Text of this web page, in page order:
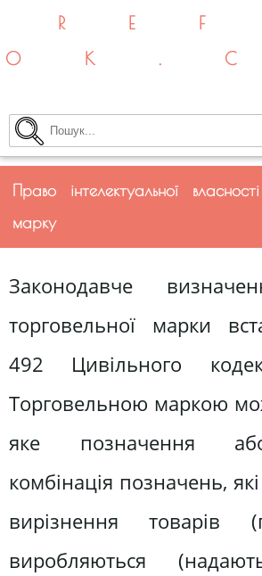
Право інтелектуальної
марку
Законодавче
торговельної марки
492 Цивільного
Торговельною маркою
яке позначення
комбінація позначень,
вирізнення товарів
виробляються